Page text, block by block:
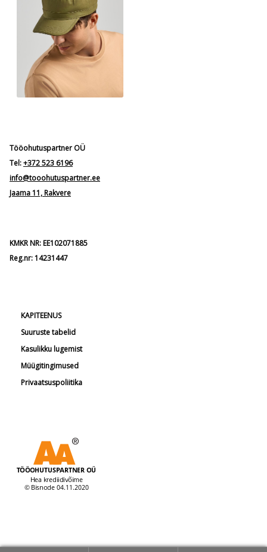
Tööohutuspartner OÜ
Tel:+372 523 6196
info@tooohutuspartner.ee
Jaama 11, Rakvere
KMKR NR: EE102071885
Reg.nr: 14231447
KAPITEENUS
Suuruste tabelid
Kasulikku lugemist
Müügitingimused
Privaatsuspoliitika